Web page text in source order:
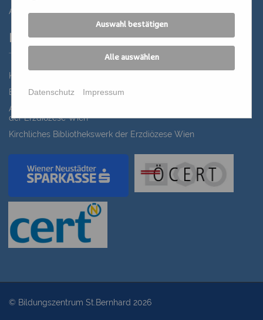
AGB
Partner
Katholisches Bildungswerk Wien
Bildung Regional
ANIMA, Bildungsinitiative für Frauen der Erwachsenenbildung
der Erzdiözese Wien
Kirchliches Bibliothekswerk der Erzdiözese Wien
© Bildungszentrum St.Bernhard 2026
Auswahl bestätigen
Alle auswählen
Datenschutz Impressum